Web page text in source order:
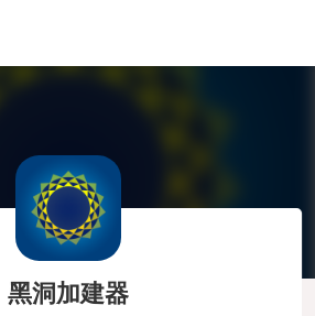
黑洞加建器